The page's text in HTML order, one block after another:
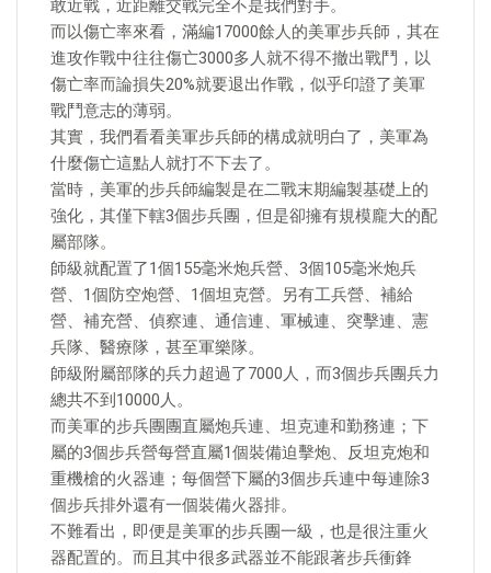
敢近戰，近距離交戰完全不是我們對手。
而以傷亡率來看，滿編17000餘人的美軍步兵師，其在
進攻作戰中往往傷亡3000多人就不得不撤出戰鬥，以
傷亡率而論損失20%就要退出作戰，似乎印證了美軍
戰鬥意志的薄弱。
其實，我們看看美軍步兵師的構成就明白了，美軍為
什麼傷亡這點人就打不下去了。
當時，美軍的步兵師編製是在二戰末期編製基礎上的
強化，其僅下轄3個步兵團，但是卻擁有規模龐大的配
屬部隊。
師級就配置了1個155毫米炮兵營、3個105毫米炮兵
營、1個防空炮營、1個坦克營。另有工兵營、補給
營、補充營、偵察連、通信連、軍械連、突擊連、憲
兵隊、醫療隊，甚至軍樂隊。
師級附屬部隊的兵力超過了7000人，而3個步兵團兵力
總共不到10000人。
而美軍的步兵團團直屬炮兵連、坦克連和勤務連；下
屬的3個步兵營每營直屬1個裝備迫擊炮、反坦克炮和
重機槍的火器連；每個營下屬的3個步兵連中每連除3
個步兵排外還有一個裝備火器排。
不難看出，即便是美軍的步兵團一級，也是很注重火
器配置的。而且其中很多武器並不能跟著步兵衝鋒